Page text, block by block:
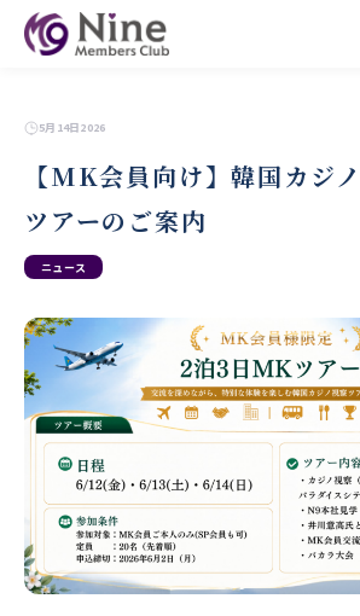
5月14日2026
【MK会員向け】韓国カジ
ツアーのご案内
ニュース